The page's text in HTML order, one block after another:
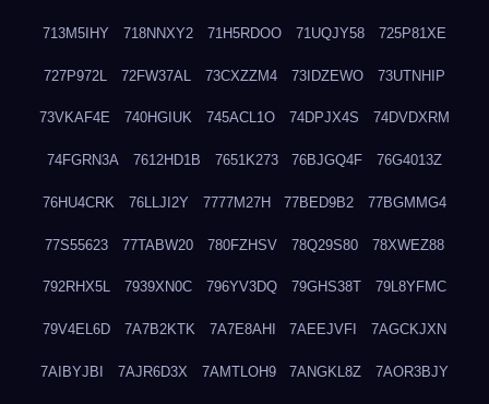
713M5IHY 718NNXY2 71H5RDOO 71UQJY58 725P81XE
727P972L 72FW37AL 73CXZZM4 73IDZEWO 73UTNHIP
73VKAF4E 740HGIUK 745ACL1O 74DPJX4S 74DVDXRM
74FGRN3A 7612HD1B 7651K273 76BJGQ4F 76G4013Z
76HU4CRK 76LLJI2Y 7777M27H 77BED9B2 77BGMMG4
77S55623 77TABW20 780FZHSV 78Q29S80 78XWEZ88
792RHX5L 7939XN0C 796YV3DQ 79GHS38T 79L8YFMC
79V4EL6D 7A7B2KTK 7A7E8AHI 7AEEJVFI 7AGCKJXN
7AIBYJBI 7AJR6D3X 7AMTLOH9 7ANGKL8Z 7AOR3BJY